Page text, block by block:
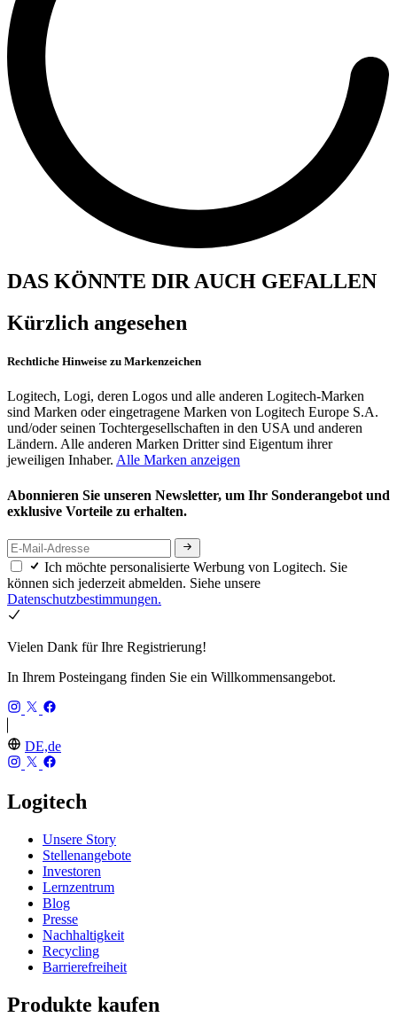
DAS KÖNNTE DIR AUCH GEFALLEN
Kürzlich angesehen
Rechtliche Hinweise zu Markenzeichen
Logitech, Logi, deren Logos und alle anderen Logitech-Marken
sind Marken oder eingetragene Marken von Logitech Europe S.A.
und/oder seinen Tochtergesellschaften in den USA und anderen
Ländern. Alle anderen Marken Dritter sind Eigentum ihrer
jeweiligen Inhaber. Alle Marken anzeigen
Abonnieren Sie unseren Newsletter, um Ihr Sonderangebot und
exklusive Vorteile zu erhalten.
Ich möchte personalisierte Werbung von Logitech. Sie
können sich jederzeit abmelden. Siehe unsere
Datenschutzbestimmungen.
Vielen Dank für Ihre Registrierung!
In Ihrem Posteingang finden Sie ein Willkommensangebot.
DE,de
Logitech
Unsere Story
Stellenangebote
Investoren
Lernzentrum
Blog
Presse
Nachhaltigkeit
Recycling
Barrierefreiheit
Produkte kaufen